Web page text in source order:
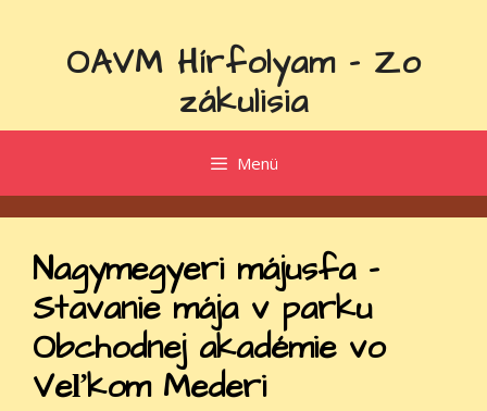
tartalombaOAVM Hírfolyam - Zo
zákulisia
Menü
Nagymegyeri májusfa –
Stavanie mája v parku
Obchodnej akadémie vo
Veľkom Mederi